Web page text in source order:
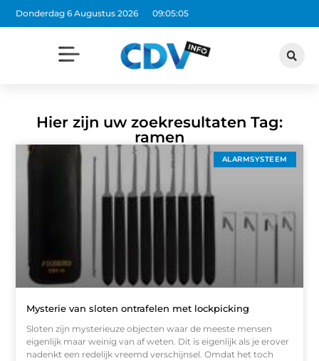
Donderdag 6 Augustus 2026 09:05:05
Hier zijn uw zoekresultaten Tag:
ramen
ALARMSYSTEEM
Mysterie van sloten ontrafelen met lockpicking
Sloten zijn mysterieuze objecten waar de meeste mensen
eigenlijk maar weinig van af weten. Dit is eigenlijk als je erover
nadenkt een redelijk vreemd verschijnsel. Omdat het toch